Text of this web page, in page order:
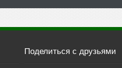
Поделиться с друзьями